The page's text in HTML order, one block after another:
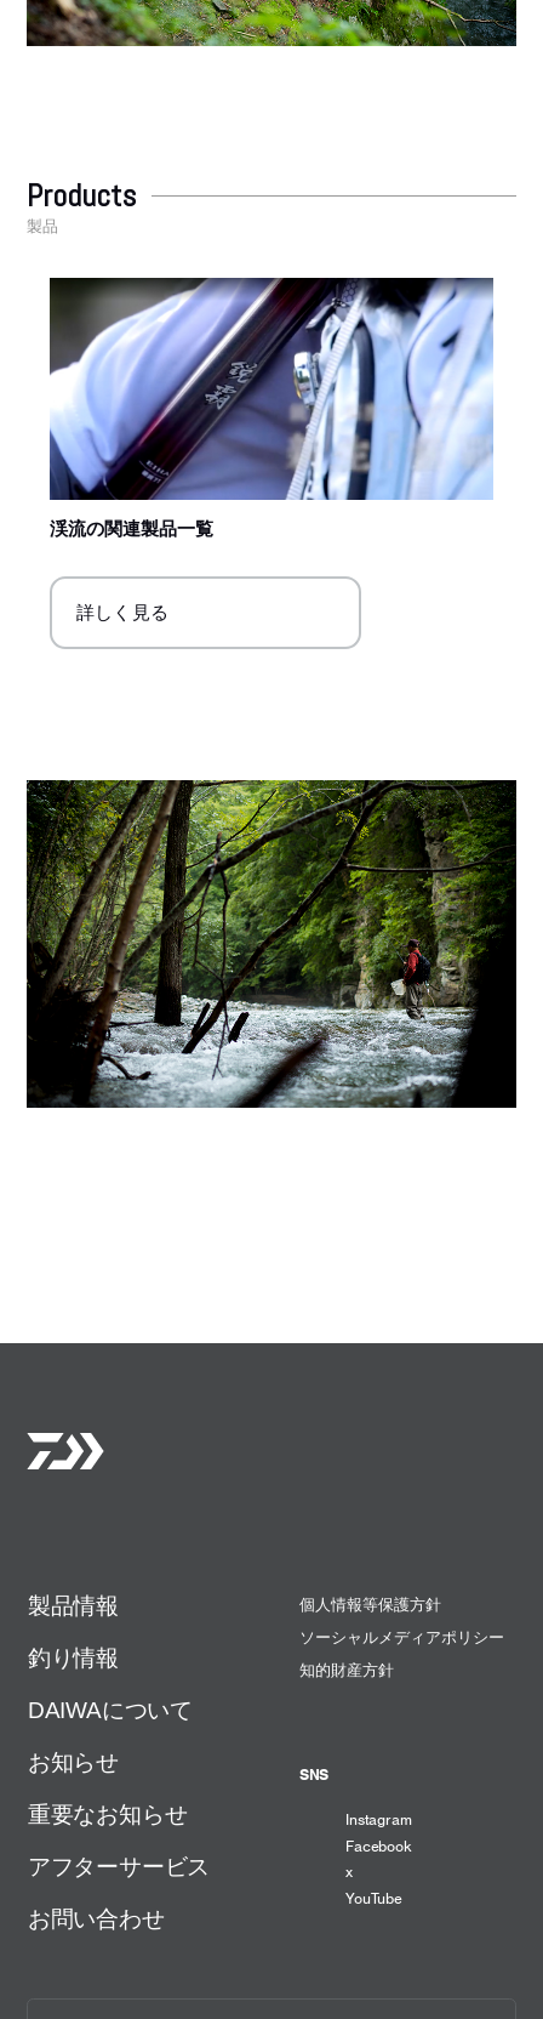
Products
製品
渓流の関連製品一覧
詳しく見る
製品情報
釣り情報
DAIWAについて
お知らせ
重要なお知らせ
アフターサービス
お問い合わせ
個人情報等保護方針
ソーシャルメディアポリシー
知的財産方針
SNS
Instagram
Facebook
x
YouTube